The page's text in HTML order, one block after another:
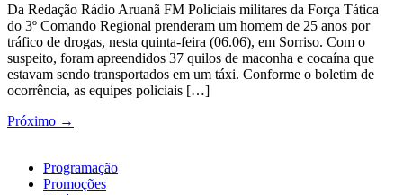
Da Redação Rádio Aruanã FM Policiais militares da Força Tática
do 3º Comando Regional prenderam um homem de 25 anos por
tráfico de drogas, nesta quinta-feira (06.06), em Sorriso. Com o
suspeito, foram apreendidos 37 quilos de maconha e cocaína que
estavam sendo transportados em um táxi. Conforme o boletim de
ocorrência, as equipes policiais […]
Próximo →
Programação
Promoções